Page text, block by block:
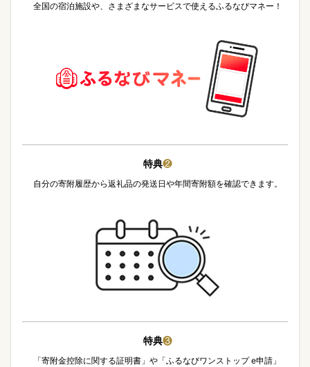
全国の宿泊施設や、さまざまなサービスで使えるふるなびマネー！
特典❷
自分の寄附履歴から返礼品の発送日や年間寄附額を確認できます。
特典❸
「寄附金控除に関する証明書」や「ふるなびワンストップ e申請」